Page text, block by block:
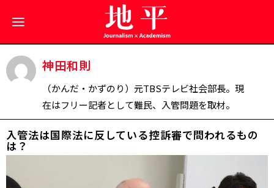
神田和則
（かんだ・かずのり）元TBSテレビ社会部長。現
在はフリー記者として難民、入管問題を取材。
入管法は国際法に反している――控訴審で問われるもの
は？